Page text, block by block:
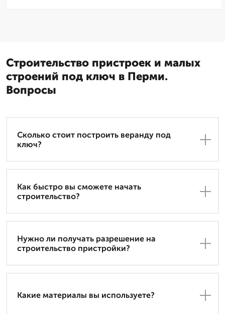
Строительство пристроек и малых
строений под ключ в Перми.
Вопросы
Сколько стоит построить веранду под
ключ?
Как быстро вы сможете начать
строительство?
Нужно ли получать разрешение на
строительство пристройки?
Какие материалы вы используете?